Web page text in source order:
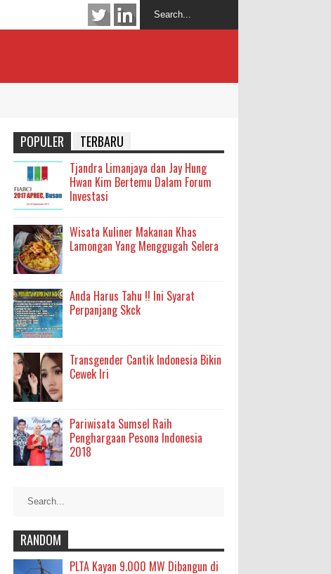
POPULER TERBARU
Tjandra Limanjaya dan Jay Hung
Hwan Kim Bertemu Dalam Forum
Investasi
Wisata Kuliner Makanan Khas
Lamongan Yang Menggugah Selera
Anda Harus Tahu !! Ini Syarat
Perpanjang Skck
Transgender Cantik Indonesia Bikin
Cewek Iri
Pariwisata Sumsel Raih
Penghargaan Pesona Indonesia
2018
RANDOM
PLTA Kayan 9.000 MW Dibangun di